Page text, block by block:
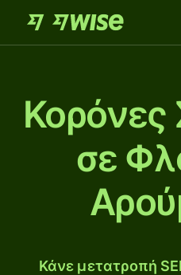
Κορόνες
σε
Κάνε μετατροπή